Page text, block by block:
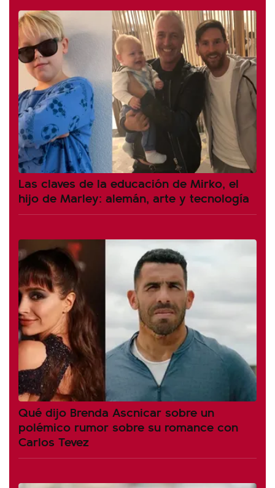
Las claves de la educación de Mirko, el
hijo de Marley: alemán, arte y tecnología
Qué dijo Brenda Ascnicar sobre un
polémico rumor sobre su romance con
Carlos Tevez